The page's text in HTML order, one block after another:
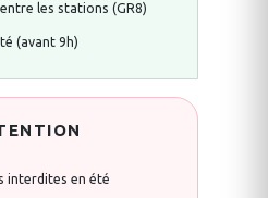
les stations (GR8)
(avant 9h)
interdites en été